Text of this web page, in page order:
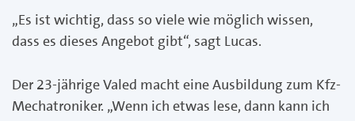
„Es ist wichtig, dass so viele wie möglich wissen,
dass es dieses Angebot gibt“, sagt Lucas.
Der 23-jährige Valed macht eine Ausbildung zum Kfz-
Mechatroniker. „Wenn ich etwas lese, dann kann ich